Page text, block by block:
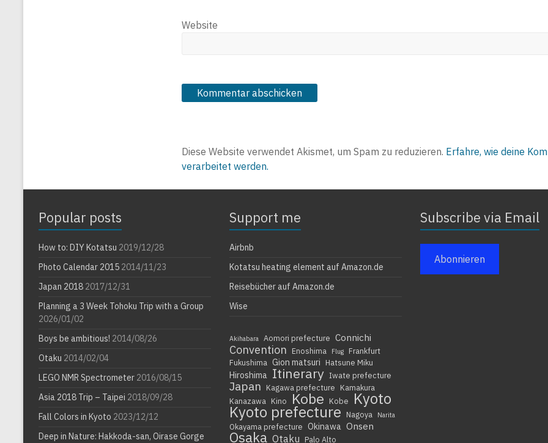
Website
Diese Website verwendet Akismet, um Spam zu reduzieren. Erfahre, wie deine
verarbeitet werden.
Popular posts
How to: DIY Kotatsu 2019/12/28
Photo Calendar 2015 2014/11/23
Japan 2018 2017/12/31
Planning a 3 Week Tohoku Trip with a Group
2026/01/02
Boys be ambitious! 2014/08/26
Otaku 2014/02/04
LEGO NMR Spectrometer 2016/08/15
Asia 2018 Trip – Taipei 2018/09/28
Fall Colors in Kyoto 2023/12/12
Deep in Nature: Hakkoda-san, Oirase Gorge
Support me
Airbnb
Kotatsu heating element auf Amazon.de
Reisebücher auf Amazon.de
Wise
Akihabara Aomori prefecture Connichi
Convention Enoshima Flug
Frankfurt
Fukushima Gion matsuri Hatsune Miku
Hiroshima Itinerary Iwate prefecture
Japan Kagawa prefecture
Kamakura
Kanazawa
Kino Kobe Kobe Kyoto
Kyoto prefecture Nagoya Narita
Okayama prefecture Okinawa Onsen
Osaka Otaku Palo Alto
Subscribe via Email
Abonnieren